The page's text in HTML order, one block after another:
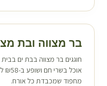
בר מצווה ובת
חוגגים בר מצווה בבת ים
מחפוד שמכבדת כל אורח.